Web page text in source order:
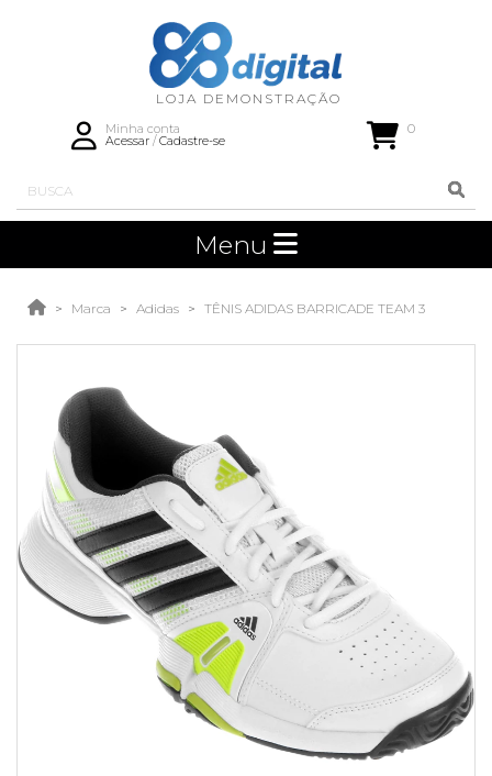
Minha conta
Acessar/Cadastre-se
0
Menu
Marca Adidas TÊNIS ADIDAS BARRICADE TEAM 3